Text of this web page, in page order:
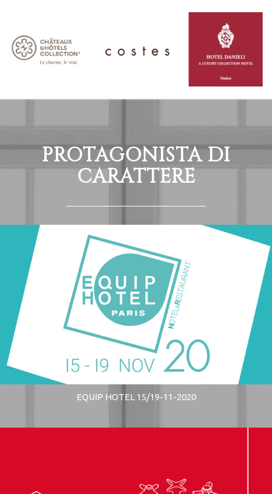
PROTAGONISTA DI
CARATTERE
EQUIP HOTEL 15/19-11-2020